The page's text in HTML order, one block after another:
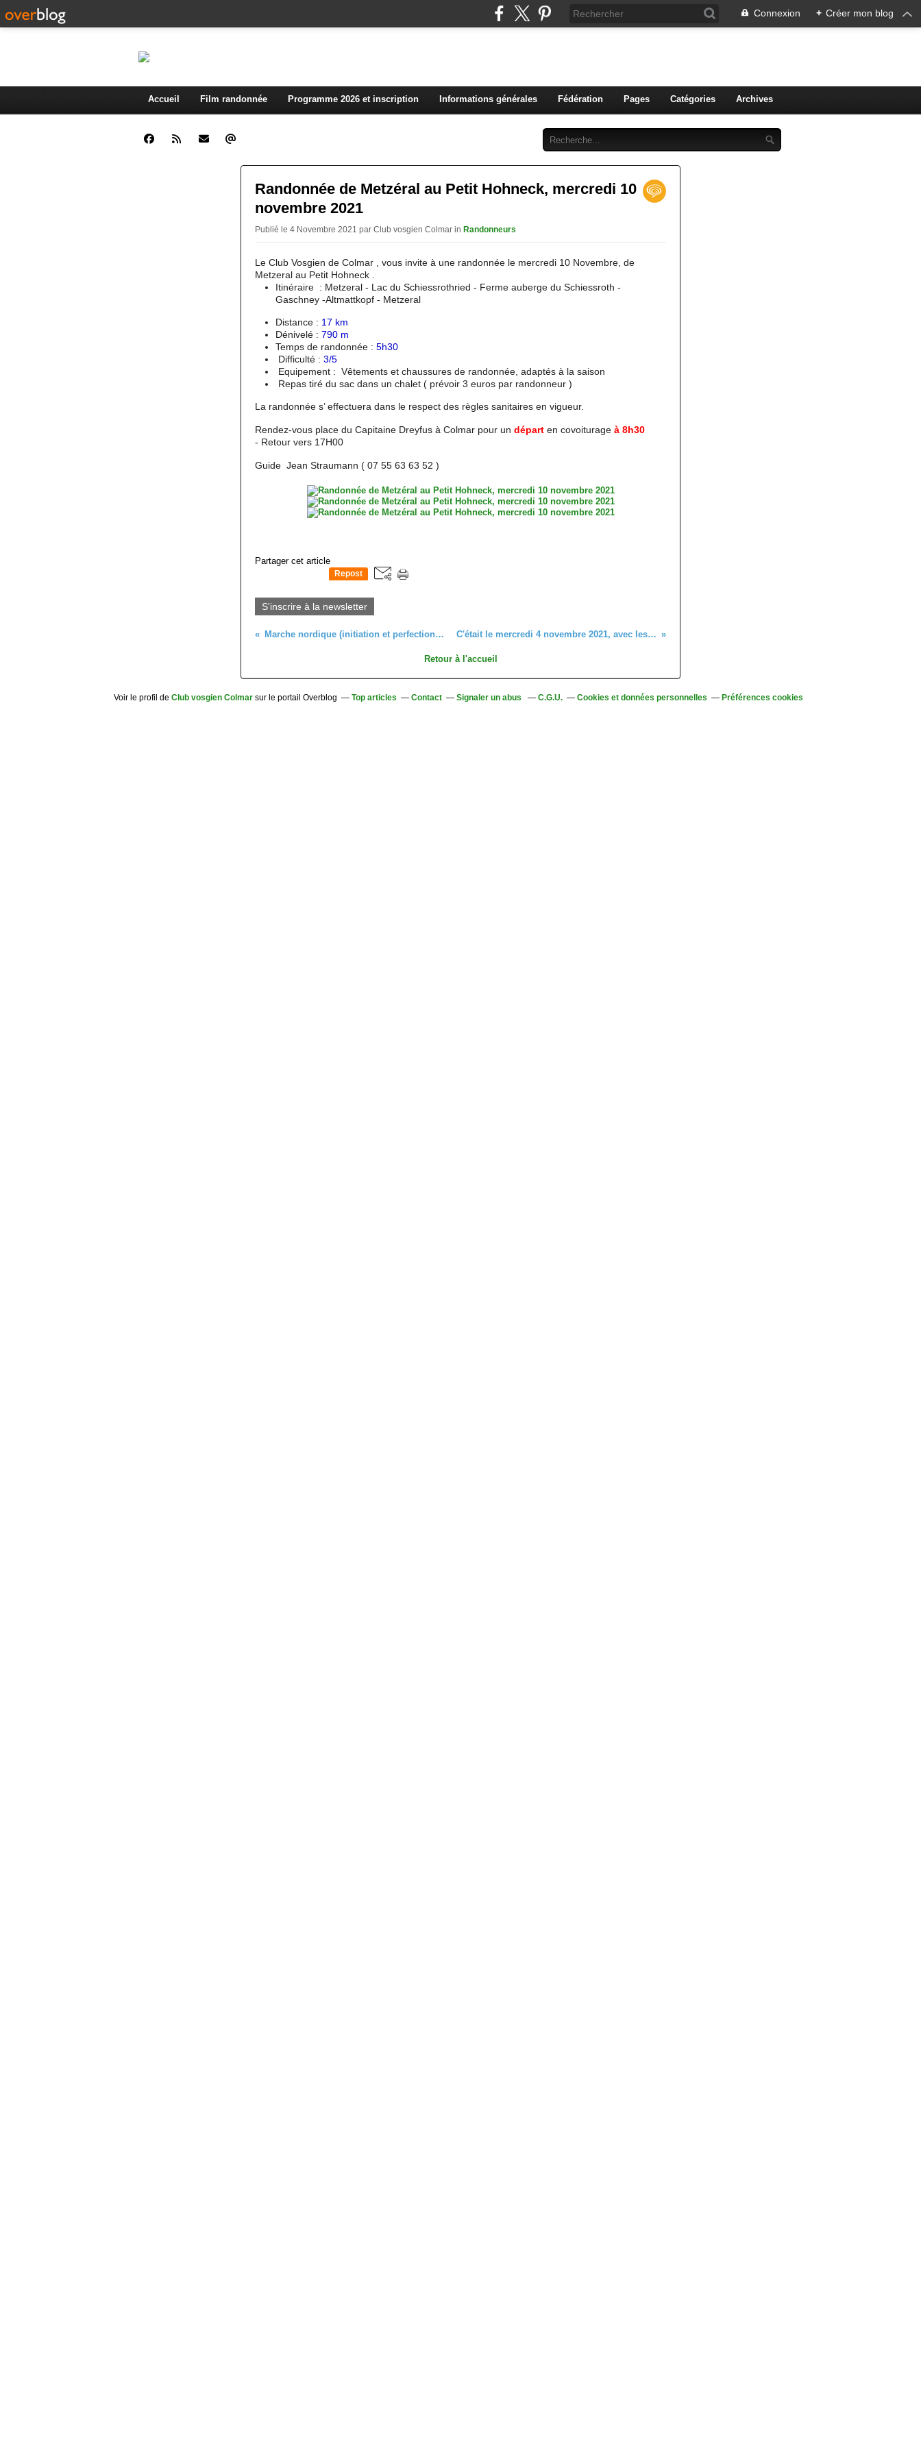
Connexion + Créer mon blog
Accueil Film randonnée Programme 2026 et inscription Informations générales Fédération Pages Catégories Archives
Randonnée de Metzéral au Petit Hohneck, mercredi 10
novembre 2021
Publié le 4 Novembre 2021 par Club vosgien Colmar in Randonneurs
Le Club Vosgien de Colmar , vous invite à une randonnée le mercredi 10 Novembre, de
Metzeral au Petit Hohneck .
Itinéraire : Metzeral - Lac du Schiessrothried - Ferme auberge du Schiessroth -
Gaschney -Altmattkopf - Metzeral
Distance : 17 km
Dénivelé : 790 m
Temps de randonnée : 5h30
Difficulté : 3/5
Equipement : Vêtements et chaussures de randonnée, adaptés à la saison
Repas tiré du sac dans un chalet ( prévoir 3 euros par randonneur )
La randonnée s’ effectuera dans le respect des règles sanitaires en vigueur.
Rendez-vous place du Capitaine Dreyfus à Colmar pour un départ en covoiturage à 8h30
- Retour vers 17H00
Guide Jean Straumann ( 07 55 63 63 52 )
Partager cet article
Repost
S'inscrire à la newsletter
Marche nordique (initiation et perfectionnement), lundi 8 novembre 2021 C'était le mercredi 4 novembre 2021, avec les randonneurs, au départ d’Aubure
Retour à l'accueil
Voir le profil de Club vosgien Colmar sur le portail Overblog Top articles Contact Signaler un abus C.G.U. Cookies et données personnelles Préférences cookies